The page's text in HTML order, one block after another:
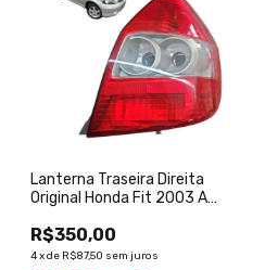
Lanterna Traseira Direita
Original Honda Fit 2003 A
Vermelha
R$350,00
4xde R$87,50 sem juros